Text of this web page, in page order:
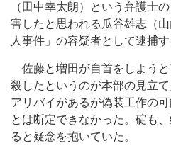
（田中幸太朗）という弁護士
害したと思われる瓜谷雄志（
人事件」の容疑者として逮捕す
佐藤と増田が自首をしよう
殺したというのが本部の見立
アリバイがあるが偽装工作の
とは断定できなかった。碇も
ると疑念を抱いていた。